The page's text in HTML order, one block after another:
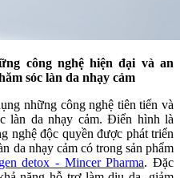
công nghệ hiện đại và an
sóc làn da nhạy cảm
những công nghệ tiên tiến và
làn da nhạy cảm. Điển hình là
nghệ độc quyền được phát triển
da nhạy cảm có trong sản phẩm
detox - Mincer Pharma. Đặc